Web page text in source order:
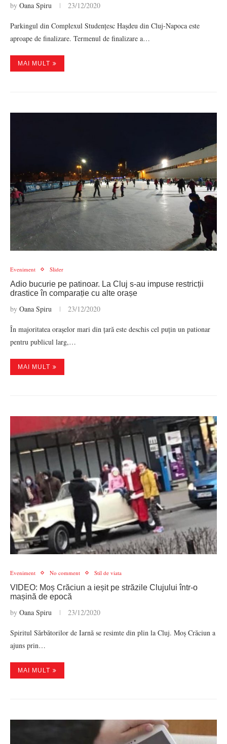
by Oana Spiru 23/12/2020
Parkingul din Complexul Studențesc Hașdeu din Cluj-Napoca este
aproape de finalizare. Termenul de finalizare a…
MAI MULT
Eveniment Slider
Adio bucurie pe patinoar. La Cluj s-au impuse restricții
drastice în comparație cu alte orașe
by Oana Spiru 23/12/2020
În majoritatea orașelor mari din țară este deschis cel puțin un pationar
pentru publicul larg,…
MAI MULT
Eveniment No comment Stil de viata
VIDEO: Moș Crăciun a ieșit pe străzile Clujului într-o
mașină de epocă
by Oana Spiru 23/12/2020
Spiritul Sărbătorilor de Iarnă se resimte din plin la Cluj. Moș Crăciun a
ajuns prin…
MAI MULT